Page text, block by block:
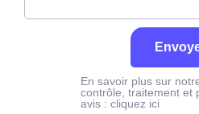
En savoir plus sur
contrôle, traitement et
avis : cliquez ici